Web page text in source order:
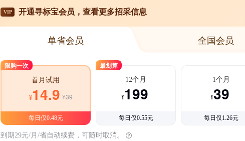
VIP 开通寻标宝会员，查看更多招采信息
单省会员 全国会员
限购一次
首月试用
¥14.9 ¥39
每日仅0.48元
最划算
12个月
¥199
每日仅0.55元
1个月
¥39
每日仅1.26元
到期29元/月/省自动续费，可随时取消。